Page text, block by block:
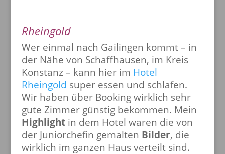
Rheingold
Wer einmal nach Gailingen kommt – in
der Nähe von Schaffhausen, im Kreis
Konstanz – kann hier im Hotel
Rheingold super essen und schlafen.
Wir haben über Booking wirklich sehr
gute Zimmer günstig bekommen. Mein
Highlightin dem Hotel waren die von
der Juniorchefin gemalten Bilder, die
wirklich im ganzen Haus verteilt sind.